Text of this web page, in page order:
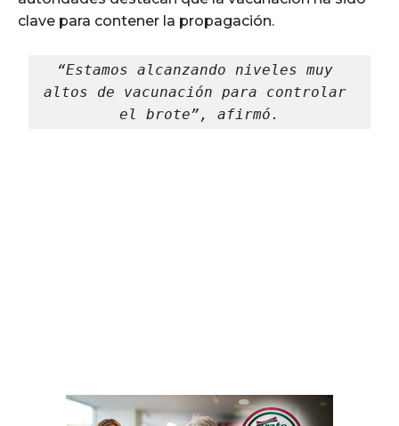
clave para contener la propagación.
“Estamos alcanzando niveles muy
altos de vacunación para controlar
el brote”, afirmó.